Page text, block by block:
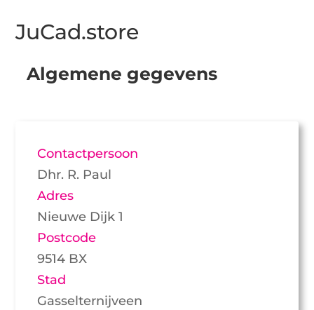
JuCad.store
Algemene gegevens
Contactpersoon
Dhr. R. Paul
Adres
Nieuwe Dijk 1
Postcode
9514 BX
Stad
Gasselternijveen